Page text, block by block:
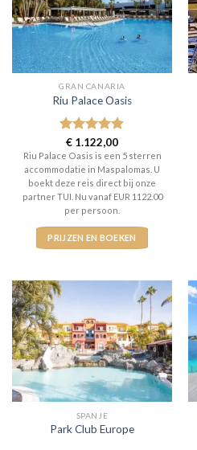
GRAN CANARIA
Riu Palace Oasis
Gewaardeerd
5 uit 5
€ 1.122,00
Riu Palace Oasis is een 5 sterren
accommodatie in Maspalomas. U
boekt deze reis direct bij onze
partner TUI. Nu vanaf EUR 1122.00
per persoon.
PRIJZEN EN BOEKEN
SPANJE
Park Club Europe